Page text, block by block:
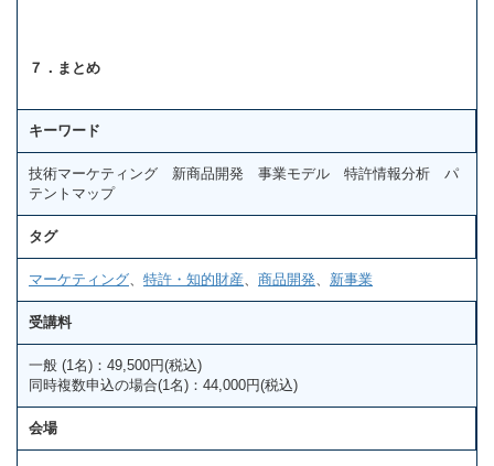
７．まとめ
キーワード
技術マーケティング 新商品開発 事業モデル 特許情報分析 パ
テントマップ
タグ
マーケティング、 特許・知的財産、 商品開発、 新事業
受講料
一般 (1名)：49,500円(税込)
同時複数申込の場合(1名)：44,000円(税込)
会場